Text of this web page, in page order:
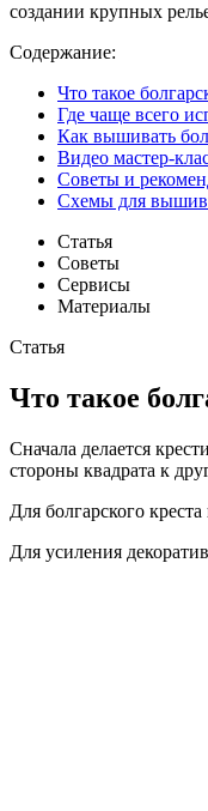
создании крупных
Содержание:
Что такое
Где чаще всего
Как вышивать
Видео мастер-
Советы и
Схемы для
Статья
Советы
Сервисы
Материалы
Статья
Что такое
Сначала делается
стороны квадрата к
Для болгарского
Для усиления